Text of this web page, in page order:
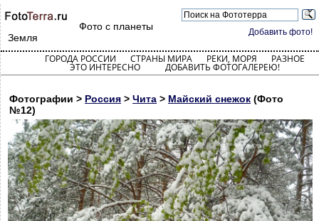
Добавить фото!
Фото с планеты
Земля
ГОРОДА РОССИИ СТРАНЫ МИРА РЕКИ, МОРЯ РАЗНОЕ
ЭТО ИНТЕРЕСНО ДОБАВИТЬ ФОТОГАЛЕРЕЮ!
Фотографии > Россия > Чита > Майский снежок (Фото
№12)